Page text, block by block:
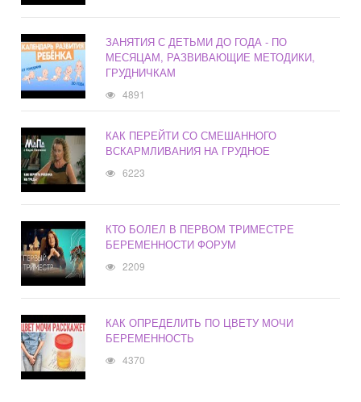
ЗАНЯТИЯ С ДЕТЬМИ ДО ГОДА - ПО
МЕСЯЦАМ, РАЗВИВАЮЩИЕ МЕТОДИКИ,
ГРУДНИЧКАМ
4891
КАК ПЕРЕЙТИ СО СМЕШАННОГО
ВСКАРМЛИВАНИЯ НА ГРУДНОЕ
6223
КТО БОЛЕЛ В ПЕРВОМ ТРИМЕСТРЕ
БЕРЕМЕННОСТИ ФОРУМ
2209
КАК ОПРЕДЕЛИТЬ ПО ЦВЕТУ МОЧИ
БЕРЕМЕННОСТЬ
4370